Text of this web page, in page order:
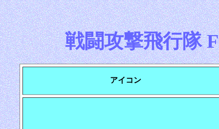
戦闘攻撃飛行隊
アイコン